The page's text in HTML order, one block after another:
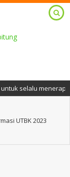
selalu
UTBK 2023